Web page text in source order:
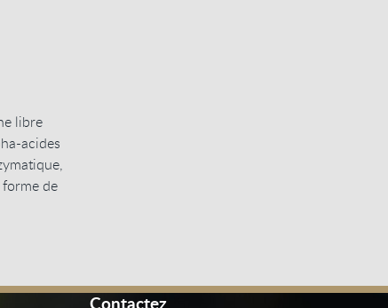
libre
acides
de
Contactez